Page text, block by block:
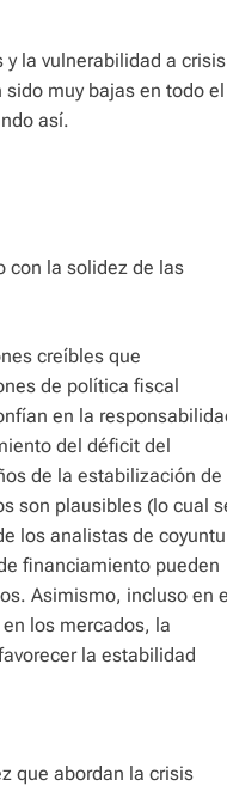
la vulnerabilidad a crisis
muy bajas en todo el
así.
con la solidez de las
creíbles que
de política fiscal
en la
del déficit del
de la estabilización de
son plausibles (lo cual
los analistas de
financiamiento pueden
Asimismo, incluso en
los mercados, la
la estabilidad
que abordan la crisis